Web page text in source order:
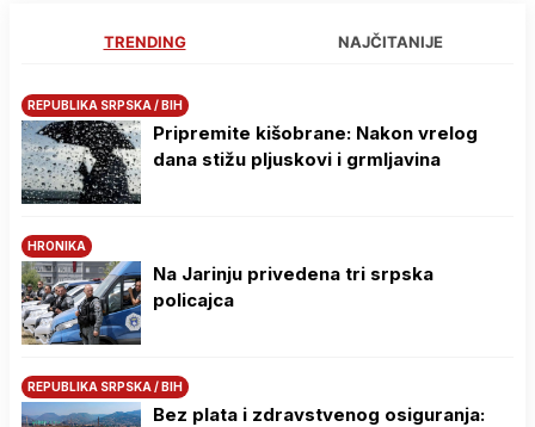
TRENDING NAJČITANIJE
REPUBLIKA SRPSKA / BIH
Pripremite kišobrane: Nakon vrelog
dana stižu pljuskovi i grmljavina
HRONIKA
Na Јarinju privedena tri srpska
policajca
REPUBLIKA SRPSKA / BIH
Bez plata i zdravstvenog osiguranja: